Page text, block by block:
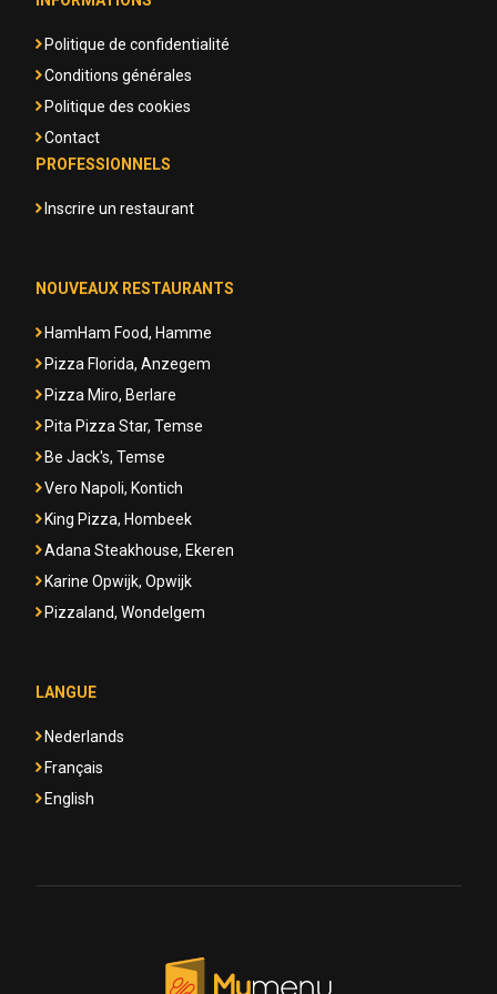
Politique de confidentialité
Conditions générales
Politique des cookies
Contact
PROFESSIONNELS
Inscrire un restaurant
NOUVEAUX RESTAURANTS
HamHam Food, Hamme
Pizza Florida, Anzegem
Pizza Miro, Berlare
Pita Pizza Star, Temse
Be Jack's, Temse
Vero Napoli, Kontich
King Pizza, Hombeek
Adana Steakhouse, Ekeren
Karine Opwijk, Opwijk
Pizzaland, Wondelgem
LANGUE
Nederlands
Français
English